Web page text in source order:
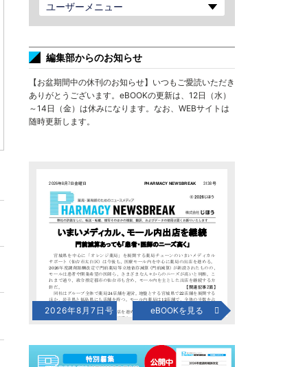
ユーザーメニュー
編集部からのお知らせ
【お盆期間中の休刊のお知らせ】いつもご愛読いただき
ありがとうございます。eBOOKの更新は、12日（水）
～14日（金）は休みになります。なお、WEBサイトは
随時更新します。
2026年8月7日号 eBOOKを見る